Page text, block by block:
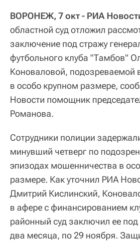
ВОРОНЕЖ, 7 окт - РИА
областной суд отложил
заключение под стражу
футбольного клуба "Тамбов"
Коноваловой, подозреваемой
в особо крупном размере,
Новости помощник
Романова.
Сотрудники полиции
минувший четверг по
эпизодах мошенничества в
размере. Как уточнил РИА
Дмитрий Кислинский,
в афере с финансированием
районный суд заключил ее
два месяца, по 29 ноября.